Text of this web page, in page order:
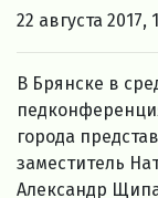
22 августа 2017,
В Брянске в
города
заместитель
Александр